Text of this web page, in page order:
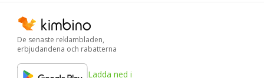
De senaste reklambladen,
erbjudandena och rabatterna
Ladda ned i